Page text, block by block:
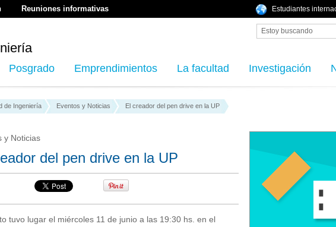
Reuniones informativas Estudiantes
Posgrado Emprendimientos La facultad Investigación
de Ingeniería Eventos y Noticias El creador del pen drive en la UP
y Noticias
del pen drive en la UP
tuvo lugar el miércoles 11 de junio a las 19:30 hs. en el